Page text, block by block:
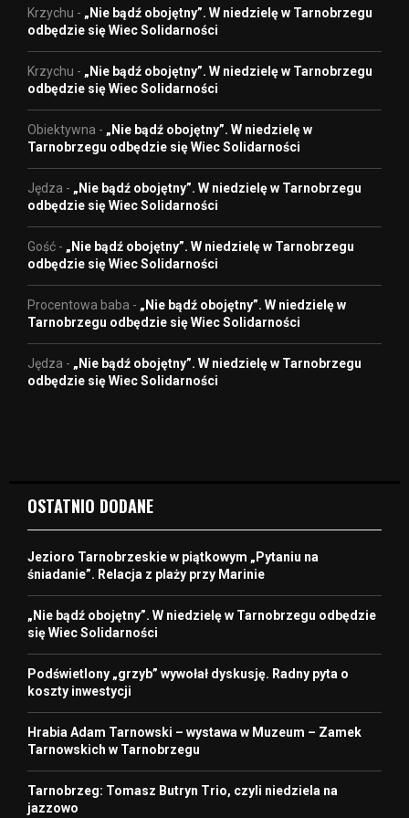
Krzychu - „Nie bądź obojętny”. W niedzielę w Tarnobrzegu
odbędzie się Wiec Solidarności
Krzychu - „Nie bądź obojętny”. W niedzielę w Tarnobrzegu
odbędzie się Wiec Solidarności
Obiektywna - „Nie bądź obojętny”. W niedzielę w
Tarnobrzegu odbędzie się Wiec Solidarności
Jędza - „Nie bądź obojętny”. W niedzielę w Tarnobrzegu
odbędzie się Wiec Solidarności
Gość - „Nie bądź obojętny”. W niedzielę w Tarnobrzegu
odbędzie się Wiec Solidarności
Procentowa baba - „Nie bądź obojętny”. W niedzielę w
Tarnobrzegu odbędzie się Wiec Solidarności
Jędza - „Nie bądź obojętny”. W niedzielę w Tarnobrzegu
odbędzie się Wiec Solidarności
OSTATNIO DODANE
Jezioro Tarnobrzeskie w piątkowym „Pytaniu na
śniadanie”. Relacja z plaży przy Marinie
„Nie bądź obojętny”. W niedzielę w Tarnobrzegu odbędzie
się Wiec Solidarności
Podświetlony „grzyb” wywołał dyskusję. Radny pyta o
koszty inwestycji
Hrabia Adam Tarnowski – wystawa w Muzeum – Zamek
Tarnowskich w Tarnobrzegu
Tarnobrzeg: Tomasz Butryn Trio, czyli niedziela na
jazzowo